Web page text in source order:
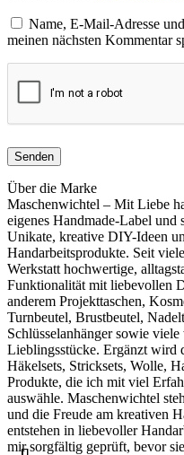
Name, E-Mail-Adresse
meinen nächsten Kommentar
Über die Marke
Maschenwichtel – Mit Liebe
eigenes Handmade-Label
Unikate, kreative DIY-Ideen
Handarbeitsprodukte. Seit
Werkstatt hochwertige,
Funktionalität mit liebevollen
anderem Projekttaschen,
Turnbeutel, Brustbeutel,
Schlüsselanhänger sowie
Lieblingsstücke. Ergänzt wird
Häkelsets, Stricksets, Wolle,
Produkte, die ich mit viel
auswähle. Maschenwichtel
und die Freude am kreativen
entstehen in liebevoller
mir sorgfältig geprüft, bevor